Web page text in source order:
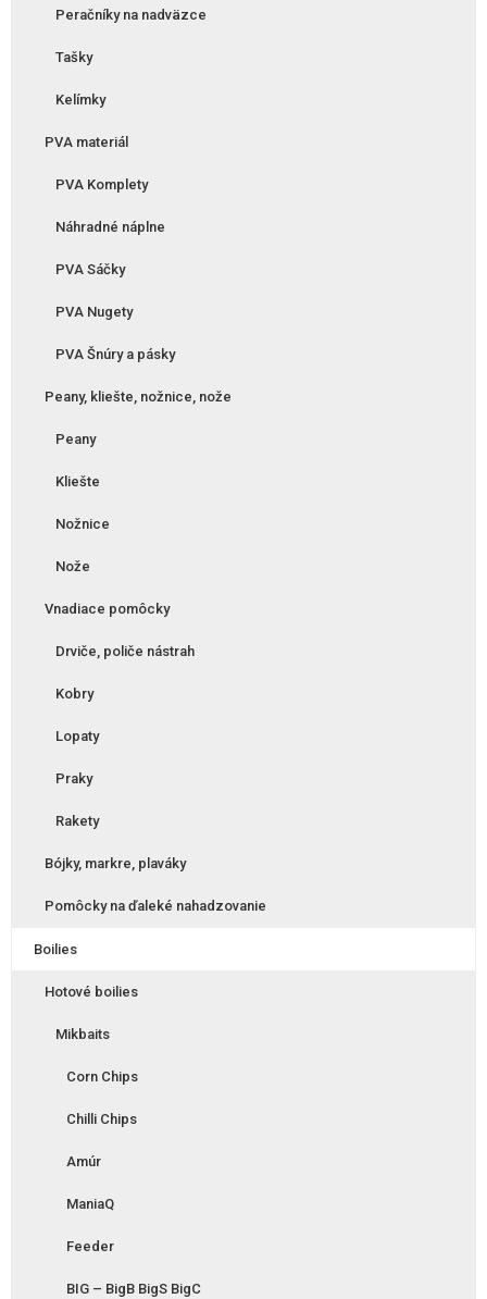
Peračníky na nadväzce
Tašky
Kelímky
PVA materiál
PVA Komplety
Náhradné náplne
PVA Sáčky
PVA Nugety
PVA Šnúry a pásky
Peany, kliešte, nožnice, nože
Peany
Kliešte
Nožnice
Nože
Vnadiace pomôcky
Drviče, poliče nástrah
Kobry
Lopaty
Praky
Rakety
Bójky, markre, plaváky
Pomôcky na ďaleké nahadzovanie
Boilies
Hotové boilies
Mikbaits
Corn Chips
Chilli Chips
Amúr
ManiaQ
Feeder
BIG – BigB BigS BigC